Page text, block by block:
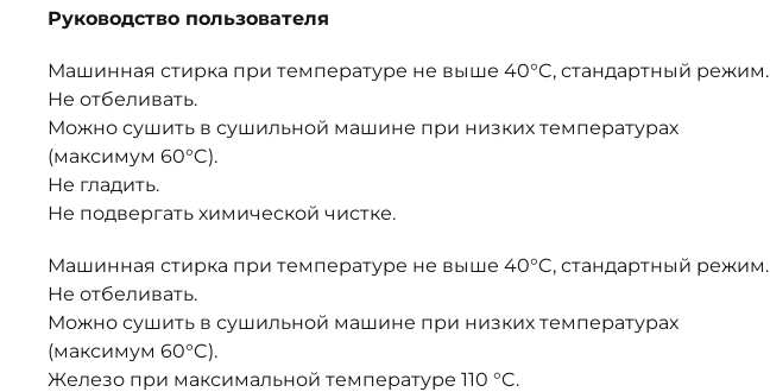
Руководство пользователя
Машинная стирка при температуре не выше 40°C, стандартный режим.
Не отбеливать.
Можно сушить в сушильной машине при низких температурах
(максимум 60°C).
Не гладить.
Не подвергать химической чистке.
Машинная стирка при температуре не выше 40°C, стандартный режим.
Не отбеливать.
Можно сушить в сушильной машине при низких температурах
(максимум 60°C).
Железо при максимальной температуре 110 °C.